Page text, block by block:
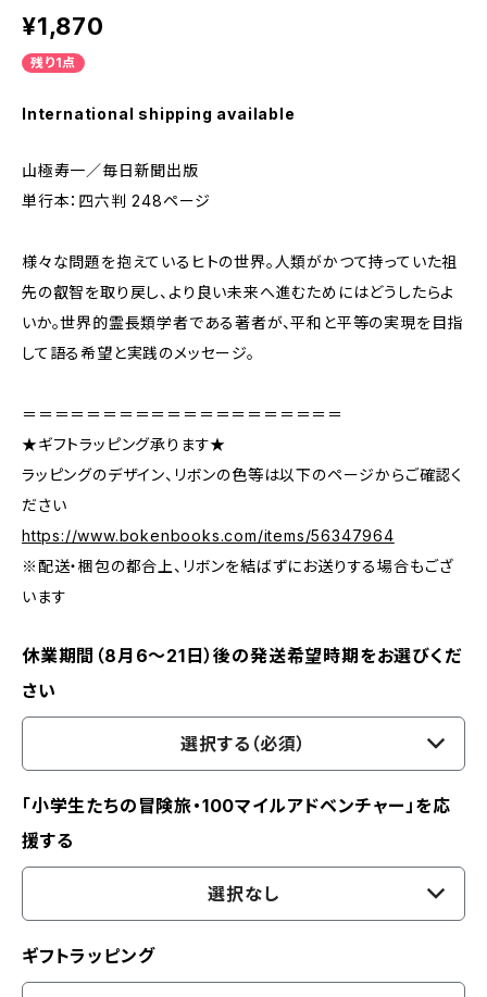
¥1,870
残り1点
International shipping available
山極寿一／毎日新聞出版
単行本：四六判 248ページ
様々な問題を抱えているヒトの世界。人類がかつて持っていた祖
先の叡智を取り戻し、より良い未来へ進むためにはどうしたらよ
いか。世界的霊長類学者である著者が、平和と平等の実現を目指
して語る希望と実践のメッセージ。
＝＝＝＝＝＝＝＝＝＝＝＝＝＝＝＝＝＝＝＝
★ギフトラッピング承ります★
ラッピングのデザイン、リボンの色等は以下のページからご確認く
ださい
https://www.bokenbooks.com/items/56347964
※配送・梱包の都合上、リボンを結ばずにお送りする場合もござ
います
休業期間（8月6〜21日）後の発送希望時期をお選びくだ
さい
選択する（必須）
「小学生たちの冒険旅・100マイルアドベンチャー」を応
援する
選択なし
ギフトラッピング